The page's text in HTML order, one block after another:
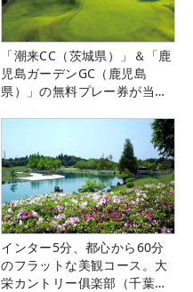
「潮来CC（茨城県）」＆「鹿
児島ガーデンGC（鹿児島
県）」の無料プレー券が当た
インター5分、都心から60分
のフラットな美観コース。大
栄カントリー俱楽部（千葉